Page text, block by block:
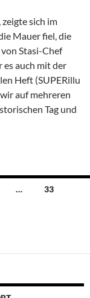
sich im
Mauer fiel, die
Stasi-Chef
es auch mit der
Heft (SUPERillu
auf mehreren
Tag und
… 33